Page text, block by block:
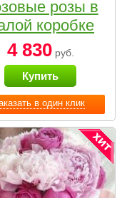
в один клик
розы в
коробке
4 830руб.
Купить